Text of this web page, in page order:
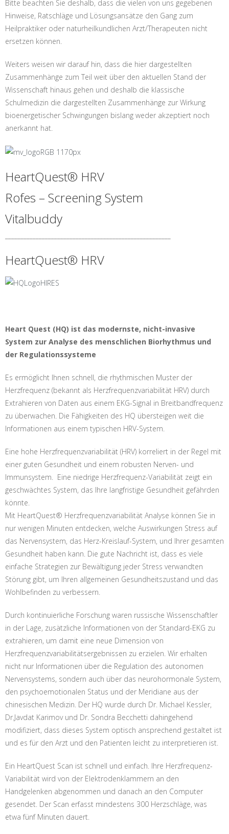
Bitte beachten Sie deshalb, dass die vielen von uns gegebenen
Hinweise, Ratschläge und Lösungsansätze den Gang zum
Heilpraktiker oder naturheilkundlichen Arzt/Therapeuten nicht
ersetzen können.
Weiters weisen wir darauf hin, dass die hier dargestellten
Zusammenhänge zum Teil weit über den aktuellen Stand der
Wissenschaft hinaus gehen und deshalb die klassische
Schulmedizin die dargestellten Zusammenhänge zur Wirkung
bioenergetischer Schwingungen bislang weder akzeptiert noch
anerkannt hat.
HeartQuest® HRV
Rofes – Screening System
Vitalbuddy
HeartQuest® HRV
Heart Quest (HQ) ist das modernste, nicht-invasive
System zur Analyse des menschlichen Biorhythmus und
der Regulationssysteme
Es ermöglicht Ihnen schnell, die rhythmischen Muster der
Herzfrequenz (bekannt als Herzfrequenzvariabilität HRV) durch
Extrahieren von Daten aus einem EKG-Signal in Breitbandfrequenz
zu überwachen. Die Fähigkeiten des HQ übersteigen weit die
Informationen aus einem typischen HRV-System.
Eine hohe Herzfrequenzvariabilität (HRV) korreliert in der Regel mit
einer guten Gesundheit und einem robusten Nerven- und
Immunsystem. Eine niedrige Herzfrequenz-Variabilität zeigt ein
geschwächtes System, das Ihre langfristige Gesundheit gefährden
könnte.
Mit HeartQuest® Herzfrequenzvariabilität Analyse können Sie in
nur wenigen Minuten entdecken, welche Auswirkungen Stress auf
das Nervensystem, das Herz-Kreislauf-System, und Ihrer gesamten
Gesundheit haben kann. Die gute Nachricht ist, dass es viele
einfache Strategien zur Bewältigung jeder Stress verwandten
Störung gibt, um Ihren allgemeinen Gesundheitszustand und das
Wohlbefinden zu verbessern.
Durch kontinuierliche Forschung waren russische Wissenschaftler
in der Lage, zusätzliche Informationen von der Standard-EKG zu
extrahieren, um damit eine neue Dimension von
Herzfrequenzvariabilitätsergebnissen zu erzielen. Wir erhalten
nicht nur Informationen über die Regulation des autonomen
Nervensystems, sondern auch über das neurohormonale System,
den psychoemotionalen Status und der Meridiane aus der
chinesischen Medizin. Der HQ wurde durch Dr. Michael Kessler,
Dr.Javdat Karimov und Dr. Sondra Becchetti dahingehend
modifiziert, dass dieses System optisch ansprechend gestaltet ist
und es für den Arzt und den Patienten leicht zu interpretieren ist.
Ein HeartQuest Scan ist schnell und einfach. Ihre Herzfrequenz-
Variabilität wird von der Elektrodenklammern an den
Handgelenken abgenommen und danach an den Computer
gesendet. Der Scan erfasst mindestens 300 Herzschläge, was
etwa fünf Minuten dauert.